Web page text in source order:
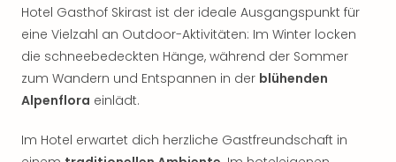
Hotel Gasthof Skirast ist der ideale Ausgangspunkt für
eine Vielzahl an Outdoor-Aktivitäten: Im Winter locken
die schneebedeckten Hänge, während der Sommer
zum Wandern und Entspannen in der blühenden
Alpenflora einlädt.
Im Hotel erwartet dich herzliche Gastfreundschaft in